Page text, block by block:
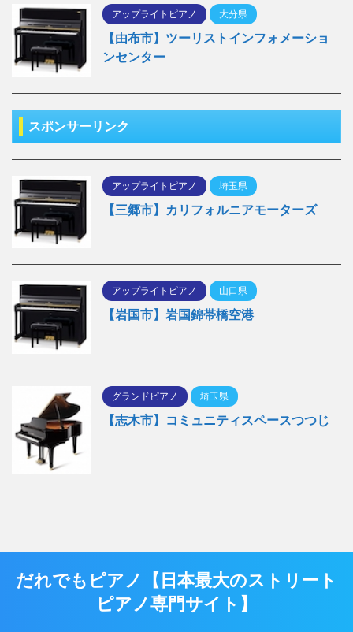
アップライトピアノ 大分県
【由布市】ツーリストインフォメーショ
ンセンター
スポンサーリンク
アップライトピアノ 埼玉県
【三郷市】カリフォルニアモーターズ
アップライトピアノ 山口県
【岩国市】岩国錦帯橋空港
グランドピアノ 埼玉県
【志木市】コミュニティスペースつつじ
だれでもピアノ【日本最大のストリート
ピアノ専門サイト】